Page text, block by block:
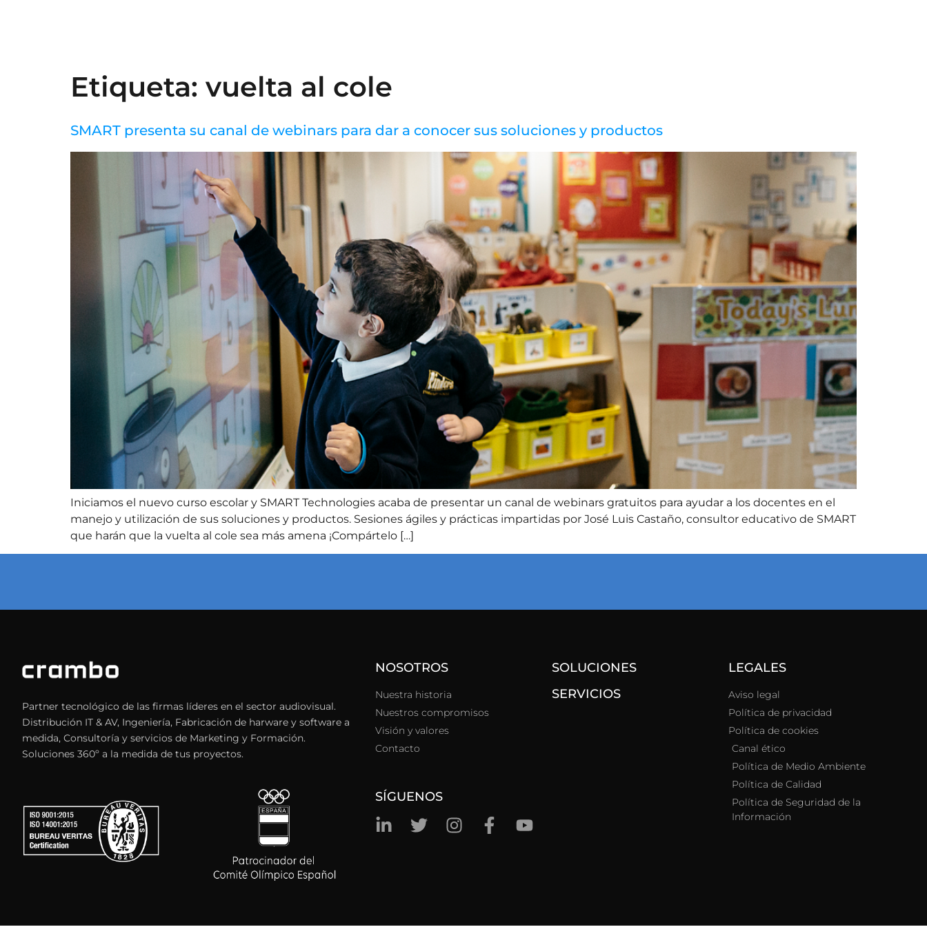
Etiqueta: vuelta al cole
SMART presenta su canal de webinars para dar a conocer sus soluciones y productos
Iniciamos el nuevo curso escolar y SMART Technologies acaba de presentar un canal de webinars gratuitos para ayudar a los docentes en el
manejo y utilización de sus soluciones y productos. Sesiones ágiles y prácticas impartidas por José Luis Castaño, consultor educativo de SMART
que harán que la vuelta al cole sea más amena ¡Compártelo […]
Partner tecnológico de las firmas líderes en el sector audiovisual.
Distribución IT & AV, Ingeniería, Fabricación de harware y software a
medida, Consultoría y servicios de Marketing y Formación.
Soluciones 360º a la medida de tus proyectos.
NOSOTROS
Nuestra historia
Nuestros compromisos
Visión y valores
Contacto
SÍGUENOS
SOLUCIONES
SERVICIOS
LEGALES
Aviso legal
Política de privacidad
Política de cookies
Canal ético
Política de Medio Ambiente
Política de Calidad
Política de Seguridad de la
Información